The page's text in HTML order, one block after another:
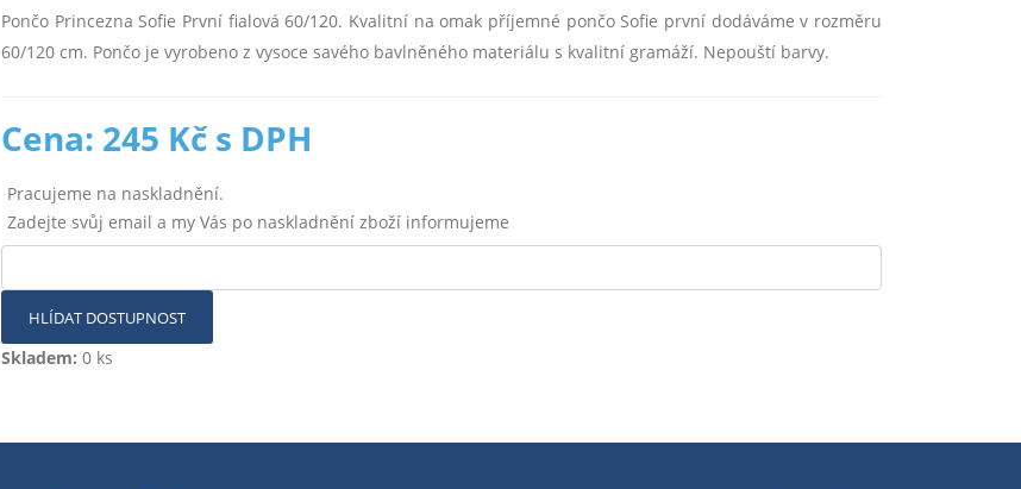
Pončo Princezna Sofie První fialová 60/120. Kvalitní na omak příjemné pončo Sofie první dodáváme v rozměru
60/120 cm. Pončo je vyrobeno z vysoce savého bavlněného materiálu s kvalitní gramáží. Nepouští barvy.
Cena: 245 Kč s DPH
Pracujeme na naskladnění.
Zadejte svůj email a my Vás po naskladnění zboží informujeme
HLÍDAT DOSTUPNOST
Skladem: 0 ks